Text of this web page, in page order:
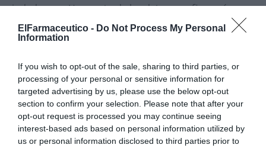
ElFarmaceutico - Do Not Process My Personal
Information
If you wish to opt-out of the sale, sharing to third parties, or
processing of your personal or sensitive information for
targeted advertising by us, please use the below opt-out
section to confirm your selection. Please note that after your
opt-out request is processed you may continue seeing
interest-based ads based on personal information utilized by
us or personal information disclosed to third parties prior to
ciudadanos». Una parte de los datos que figurarán en
este registro serán públicos y podrán ser consultados
por cualquier persona que lo necesite.
forman parte del colectivo de profesionales de la salud
en España, Castrodeza ha manifestado que estarían
alrededor del millón de personas. Médicos y enfermeros
suponen prácticamente el 50% del registro con
207.000 y 239.000 personas respectivamente. Por su
parte, los farmacéuticos serían 59.000 y 29.000 los